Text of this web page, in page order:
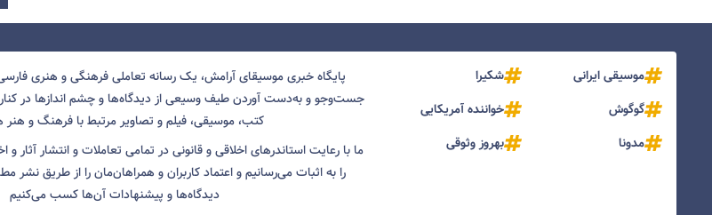
موسیقی ایرانی
شکیرا
گوگوش
خواننده آمریکایی
مدونا
بهروز وثوقی
پایگاه خبری موسیقای آرامش، یک رسانه تعاملی فرهنگی و هنری
جست‌و‌جو و به‌دست آوردن طیف وسیعی از دیدگاه‌ها و چشم انداز‌ها در کنار
کتب، موسیقی، فیلم و تصاویر مرتبط با فرهنگ و
ما با رعایت استاندرهای اخلاقی و قانونی در تمامی تعاملات و انتشار آثار و
را به اثبات می‌رسانیم و اعتماد کاربران و همراهان‌مان را از طریق نشر
دیدگاه‌ها و پیشنهادات آن‌ها کسب می‌کنیم